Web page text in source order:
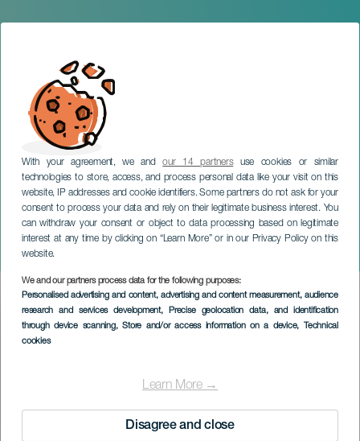
With your agreement, we andour 14 partnersuse cookies or similar
technologies to store, access, and process personal data like your visit on this
website, IP addresses and cookie identifiers. Some partners do not ask for your
consent to process your data and rely on their legitimate business interest. You
can withdraw your consent or object to data processing based on legitimate
interest at any time by clicking on “Learn More” or in our Privacy Policy on this
website.
We and our partners process data for the following purposes:
Personalised advertising and content, advertising and content measurement, audience
research and services development, Precise geolocation data, and identification
through device scanning, Store and/or access information on a device, Technical
cookies
Learn More →
Disagree and close
Oratorium |Orquesta
Inegale|Súbito Koral
TENERIFE
Imagen
Listado